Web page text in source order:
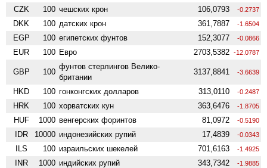
CZK 100 чешских крон 106,0793 -0.2737
DKK 100 датских крон 361,7887 -1.6504
EGP 100 египетских фунтов 152,3077 -0.0866
EUR 100 Евро 2703,5382 -12.0787
GBP 100
фунтов стерлингов Велико­
британии
3137,8841 -3.6639
HKD 100 гонконгских долларов 313,0110 -0.2487
HRK 100 хорватских кун 363,6476 -1.8705
HUF 1000 венгерских форинтов 81,0972 -0.5190
IDR 10000 индонезийских рупий 17,4839 -0.0343
ILS 100 израильских шекелей 701,6163 -1.4925
INR 1000 индийских рупий 343,7342 -1.9885